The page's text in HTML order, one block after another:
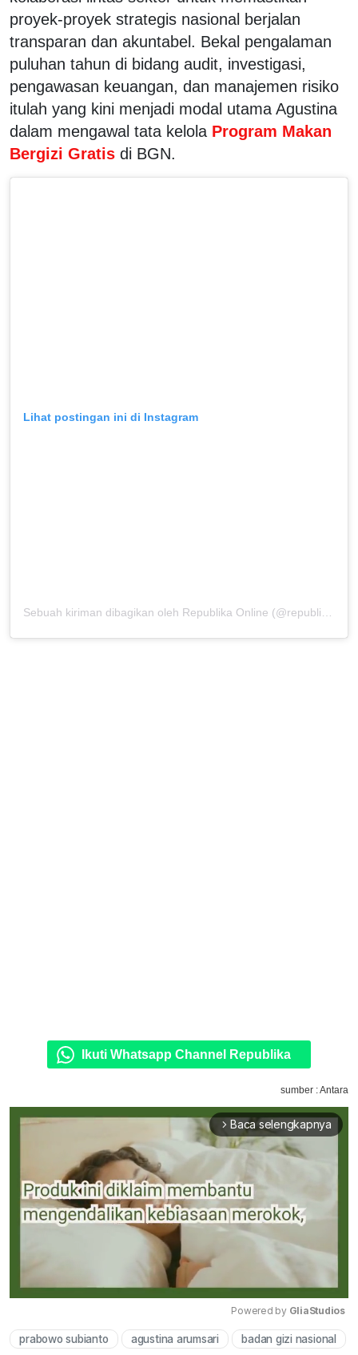
proyek-proyek strategis nasional berjalan
transparan dan akuntabel. Bekal pengalaman
puluhan tahun di bidang audit, investigasi,
pengawasan keuangan, dan manajemen risiko
itulah yang kini menjadi modal utama Agustina
dalam mengawal tata kelola Program Makan
Bergizi Gratis di BGN.
Lihat postingan ini di Instagram
Sebuah kiriman dibagikan oleh Republika Online (@republikaonline)
Ikuti Whatsapp Channel Republika
sumber : Antara
arrow_forward_ios Baca selengkapnya
Mute
Powered by GliaStudios
prabowo subianto agustina arumsari badan gizi nasional